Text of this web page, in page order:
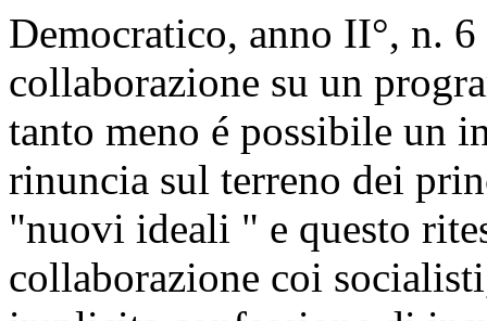
Democratico, anno II°, n.
collaborazione su un
tanto meno é possibile un
rinuncia sul terreno dei
"nuovi ideali " e questo
collaborazione coi